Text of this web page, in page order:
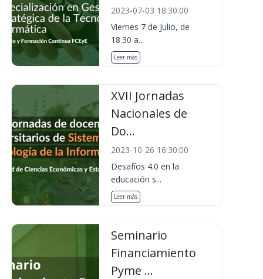
2023-07-03 18:30:00
Viernes 7 de Julio, de
18.30 a...
Leer más
XVII Jornadas
Nacionales de
Do...
2023-10-26 16:30:00
Desafíos 4.0 en la
educación s...
Leer más
Seminario
Financiamiento
Pyme ...